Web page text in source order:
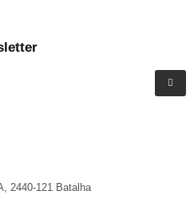
2440-121 Batalha